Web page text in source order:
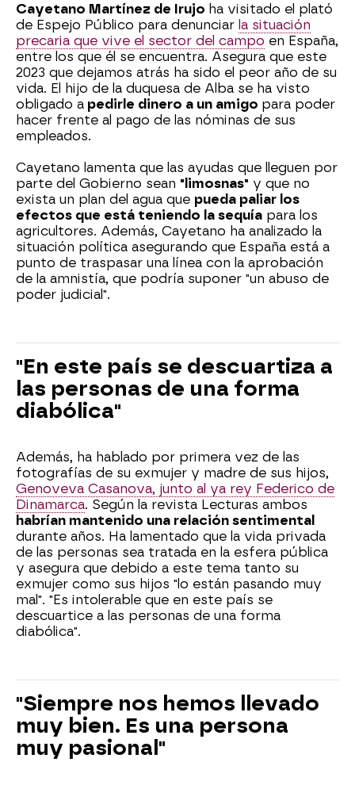
Cayetano Martínez de Irujo ha visitado el plató
de Espejo Público para denunciar la situación
precaria que vive el sector del campo en España,
entre los que él se encuentra. Asegura que este
2023 que dejamos atrás ha sido el peor año de su
vida. El hijo de la duquesa de Alba se ha visto
obligado a pedirle dinero a un amigo para poder
hacer frente al pago de las nóminas de sus
empleados.
Cayetano lamenta que las ayudas que lleguen por
parte del Gobierno sean "limosnas" y que no
exista un plan del agua que pueda paliar los
efectos que está teniendo la sequía para los
agricultores. Además, Cayetano ha analizado la
situación política asegurando que España está a
punto de traspasar una línea con la aprobación
de la amnistía, que podría suponer "un abuso de
poder judicial".
"En este país se descuartiza a
las personas de una forma
diabólica"
Además, ha hablado por primera vez de las
fotografías de su exmujer y madre de sus hijos,
Genoveva Casanova, junto al ya rey Federico de
Dinamarca. Según la revista Lecturas ambos
habrían mantenido una relación sentimental
durante años. Ha lamentado que la vida privada
de las personas sea tratada en la esfera pública
y asegura que debido a este tema tanto su
exmujer como sus hijos "lo están pasando muy
mal". "Es intolerable que en este país se
descuartice a las personas de una forma
diabólica".
"Siempre nos hemos llevado
muy bien. Es una persona
muy pasional"